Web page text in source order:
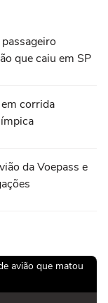
que caiu em SP
corrida
da Voepass e
avião que matou